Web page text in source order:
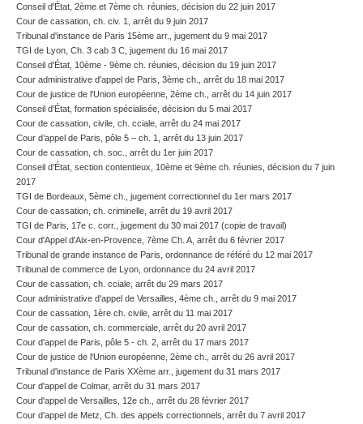
Conseil d'État, 2ème et 7ème ch. réunies, décision du 22 juin 2017
Cour de cassation, ch. civ. 1, arrêt du 9 juin 2017
Tribunal d'instance de Paris 15ème arr., jugement du 9 mai 2017
TGI de Lyon, Ch. 3 cab 3 C, jugement du 16 mai 2017
Conseil d'État, 10ème - 9ème ch. réunies, décision du 19 juin 2017
Cour administrative d'appel de Paris, 3ème ch., arrêt du 18 mai 2017
Cour de justice de l'Union européenne, 2ème ch., arrêt du 14 juin 2017
Conseil d'État, formation spécialisée, décision du 5 mai 2017
Cour de cassation, civile, ch. cciale, arrêt du 24 mai 2017
Cour d’appel de Paris, pôle 5 – ch. 1, arrêt du 13 juin 2017
Cour de cassation, ch. soc., arrêt du 1er juin 2017
Conseil d'État, section contentieux, 10ème et 9ème ch. réunies, décision du 7 juin
2017
TGI de Bordeaux, 5ème ch., jugement correctionnel du 1er mars 2017
Cour de cassation, ch. criminelle, arrêt du 19 avril 2017
TGI de Paris, 17e c. corr., jugement du 30 mai 2017 (copie de travail)
Cour d'Appel d'Aix-en-Provence, 7ème Ch. A, arrêt du 6 février 2017
Tribunal de grande instance de Paris, ordonnance de référé du 12 mai 2017
Tribunal de commerce de Lyon, ordonnance du 24 avril 2017
Cour de cassation, ch. cciale, arrêt du 29 mars 2017
Cour administrative d'appel de Versailles, 4ème ch., arrêt du 9 mai 2017
Cour de cassation, 1ère ch. civile, arrêt du 11 mai 2017
Cour de cassation, ch. commerciale, arrêt du 20 avril 2017
Cour d'appel de Paris, pôle 5 - ch. 2, arrêt du 17 mars 2017
Cour de justice de l'Union européenne, 2ème ch., arrêt du 26 avril 2017
Tribunal d'instance de Paris XXème arr., jugement du 31 mars 2017
Cour d'appel de Colmar, arrêt du 31 mars 2017
Cour d'appel de Versailles, 12e ch., arrêt du 28 février 2017
Cour d'appel de Metz, Ch. des appels correctionnels, arrêt du 7 avril 2017